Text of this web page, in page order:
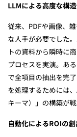
LLMによる高度な構
従来、PDFや画像、
な人手が必要でした
トの資料から瞬時に
プロセスを実演。あ
で全項目の抽出を完
を処理するためには
キーマ）」の構築が
自動化によるROIの創